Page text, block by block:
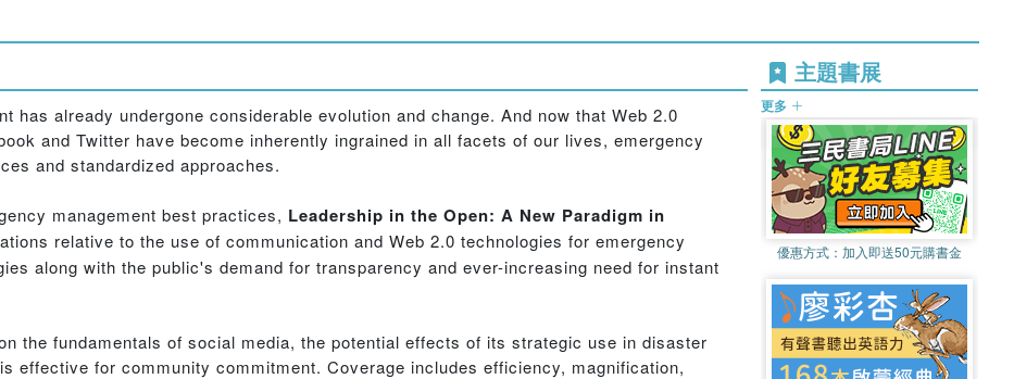
has already undergone considerable evolution and change. And now that Web 2.0
and Twitter have become inherently ingrained in all facets of our lives, emergency
and standardized approaches.
management best practices, Leadership in the Open: A New Paradigm in
relative to the use of communication and Web 2.0 technologies for emergency
along with the public's demand for transparency and ever-increasing need for instant
the fundamentals of social media, the potential effects of its strategic use in disaster
effective for community commitment. Coverage includes efficiency, magnification,
主題書展
更多
優惠方式： 加入即送50元購書金